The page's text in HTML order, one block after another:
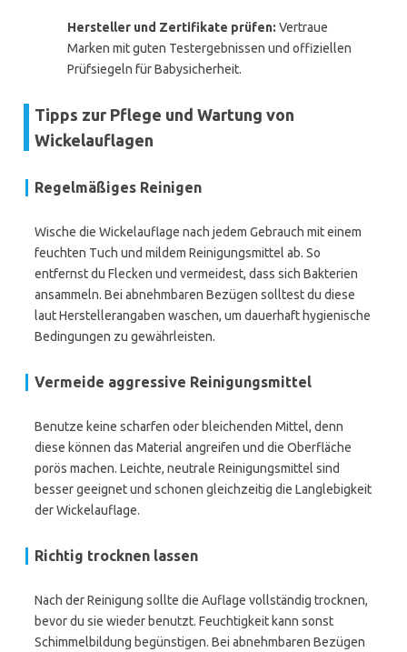
Hersteller und Zertifikate prüfen: Vertraue
Marken mit guten Testergebnissen und offiziellen
Prüfsiegeln für Babysicherheit.
Tipps zur Pflege und Wartung von
Wickelauflagen
Regelmäßiges Reinigen
Wische die Wickelauflage nach jedem Gebrauch mit einem
feuchten Tuch und mildem Reinigungsmittel ab. So
entfernst du Flecken und vermeidest, dass sich Bakterien
ansammeln. Bei abnehmbaren Bezügen solltest du diese
laut Herstellerangaben waschen, um dauerhaft hygienische
Bedingungen zu gewährleisten.
Vermeide aggressive Reinigungsmittel
Benutze keine scharfen oder bleichenden Mittel, denn
diese können das Material angreifen und die Oberfläche
porös machen. Leichte, neutrale Reinigungsmittel sind
besser geeignet und schonen gleichzeitig die Langlebigkeit
der Wickelauflage.
Richtig trocknen lassen
Nach der Reinigung sollte die Auflage vollständig trocknen,
bevor du sie wieder benutzt. Feuchtigkeit kann sonst
Schimmelbildung begünstigen. Bei abnehmbaren Bezügen